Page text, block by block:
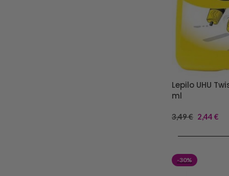
Lepilo UHU
ml
3,49€ 2,44 €
-30%